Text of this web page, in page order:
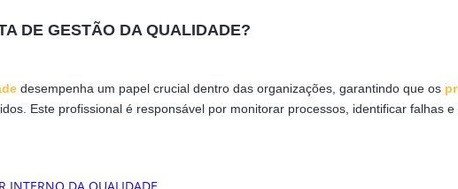
DE GESTÃO DA QUALIDADE?
desempenha um papel crucial dentro das organizações, garantindo que os
Este profissional é responsável por monitorar processos, identificar falhas